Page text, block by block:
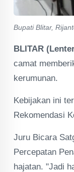
Bupati Blitar,
BLITAR
camat
kerumunan.
Kebijakan ini
Rekomendasi
Juru Bicara
Percepatan
hajatan. "Jadi